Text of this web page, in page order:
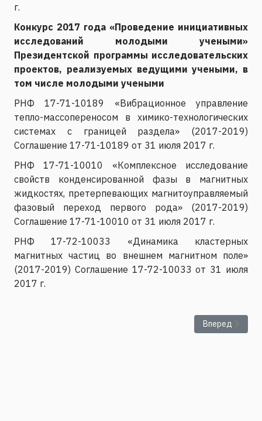
г.
Конкурс 2017 года «Проведение инициативных
исследований молодыми учеными»
Президентской программы исследовательских
проектов, реализуемых ведущими учеными, в
том числе молодыми учеными
РНФ 17-71-10189 «Вибрационное управление
тепло-массопереносом в химико-технологических
системах с границей раздела» (2017-2019)
Соглашение 17-71-10189 от 31 июля 2017 г.
РНФ 17-71-10010 «Комплексное исследование
свойств конденсированной фазы в магнитных
жидкостях, претерпевающих магнитоуправляемый
фазовый переход первого рода» (2017-2019)
Соглашение 17-71-10010 от 31 июля 2017 г.
РНФ 17-72-10033 «Динамика кластерных
магнитных частиц во внешнем магнитном поле»
(2017-2019) Соглашение 17-72-10033 от 31 июля
2017 г.
Следующий:
Вперед